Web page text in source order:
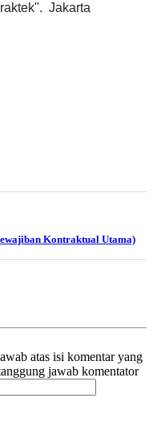
Jakarta
Kontraktual Utama)
atas isi komentar yang
jawab komentator